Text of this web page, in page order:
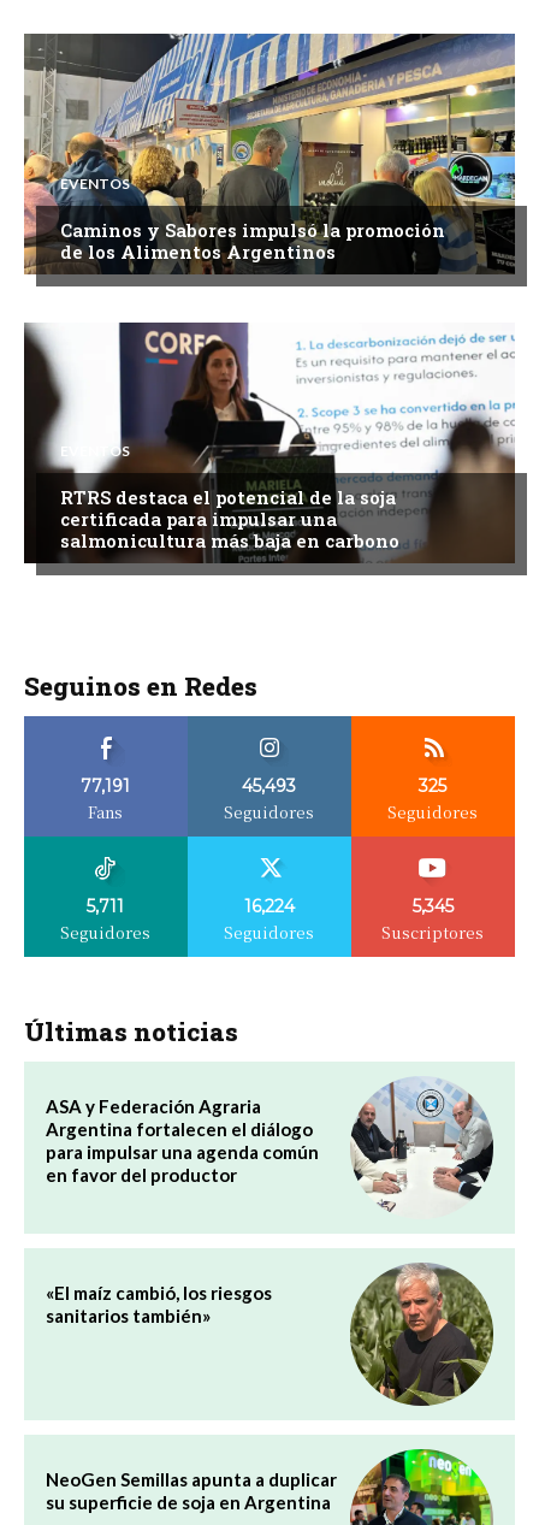
EVENTOS
Caminos y Sabores impulsó la promoción
de los Alimentos Argentinos
EVENTOS
RTRS destaca el potencial de la soja
certificada para impulsar una
salmonicultura más baja en carbono
Seguinos en Redes
77,191
Fans
45,493
Seguidores
325
Seguidores
5,711
Seguidores
16,224
Seguidores
5,345
Suscriptores
Últimas noticias
ASA y Federación Agraria
Argentina fortalecen el diálogo
para impulsar una agenda común
en favor del productor
«El maíz cambió, los riesgos
sanitarios también»
NeoGen Semillas apunta a duplicar
su superficie de soja en Argentina